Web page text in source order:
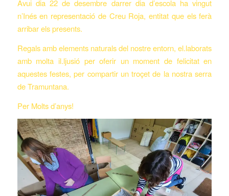
Avui dia 22 de desembre darrer dia d’escola ha vingut
n’Inés en representació de Creu Roja, entitat que els ferà
arribar els presents.
Regals amb elements naturals del nostre entorn, el.laborats
amb molta il.ljusió per oferir un moment de felicitat en
aquestes festes, per compartir un troçet de la nostra serra
de Tramuntana.
Per Molts d’anys!